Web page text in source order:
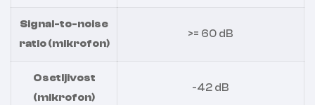
Signal-to-noise
ratio (mikrofon)
>= 60 dB
Osetljivost
(mikrofon)
-42 dB